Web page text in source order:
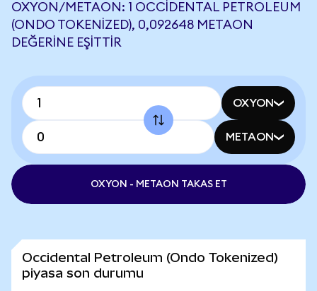
OXYON/METAON: 1 OCCIDENTAL PETROLEUM
(ONDO TOKENIZED), 0,092648 METAON
DEĞERINE EŞITTIR
OXYON
METAON
OXYON - METAON TAKAS ET
Occidental Petroleum (Ondo Tokenized)
piyasa son durumu